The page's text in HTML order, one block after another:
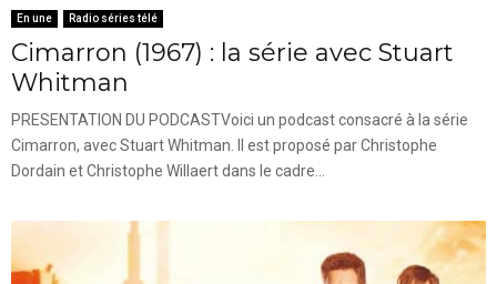
En une Radio séries télé
Cimarron (1967) : la série avec Stuart
Whitman
PRESENTATION DU PODCASTVoici un podcast consacré à la série
Cimarron, avec Stuart Whitman. Il est proposé par Christophe
Dordain et Christophe Willaert dans le cadre...